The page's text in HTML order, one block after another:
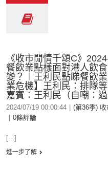
《收市閒情千頌C》
餐飲業點樣面對港人飲
變？︱王利民點睇餐飲
業危機】王利民：排隊
嘉賓：王利民（自嘲：過
2024/07/19 00:00:44 (第36季)
0條評論
[...]
進一步了解